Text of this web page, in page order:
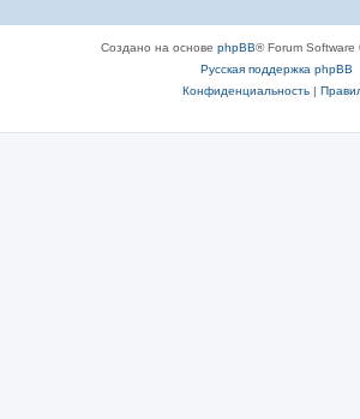
Создано на основе phpBB® Forum Software
Русская поддержка phpBB
Конфиденциальность|